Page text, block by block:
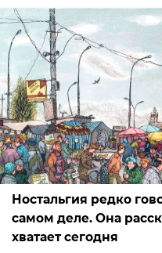
Ностальгия редко
самом деле. Она
хватает сегодня